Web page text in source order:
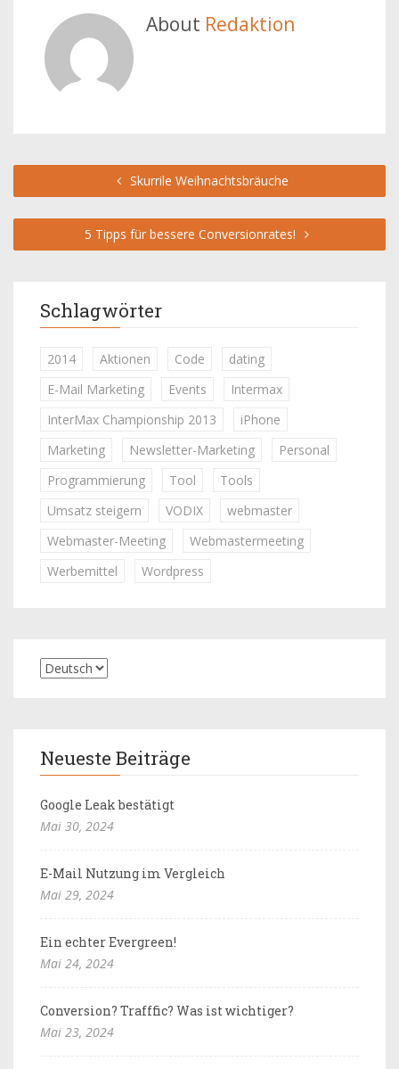
About Redaktion
Skurrile Weihnachtsbräuche
5 Tipps für bessere Conversionrates!
Schlagwörter
2014 Aktionen Code
dating
E-Mail Marketing
Events
Intermax
InterMax Championship 2013
iPhone
Marketing
Newsletter-Marketing
Personal
Programmierung
Tool
Tools
Umsatz steigern
VODIX
webmaster
Webmaster-Meeting
Webmastermeeting
Werbemittel
Wordpress
Neueste Beiträge
Google Leak bestätigt
Mai 30, 2024
E-Mail Nutzung im Vergleich
Mai 29, 2024
Ein echter Evergreen!
Mai 24, 2024
Conversion? Trafffic? Was ist wichtiger?
Mai 23, 2024